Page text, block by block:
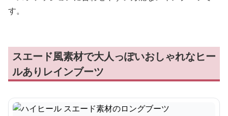
す。
スエード風素材で大人っぽいおしゃれなヒー
ルありレインブーツ